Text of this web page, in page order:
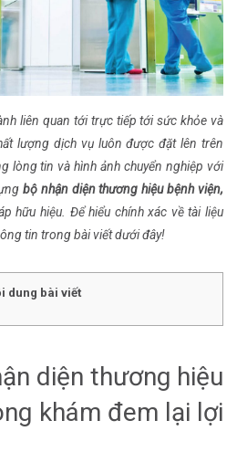
liên quan tới trực tiếp tới sức khỏe và
lượng dịch vụ luôn được đặt lên trên
lòng tin và hình ảnh chuyển nghiệp với
bộ nhận diện thương hiệu bệnh viện,
hữu hiệu. Để hiểu chính xác về tài liệu
tin trong bài viết dưới đây!
dung bài viết
diện thương hiệu
khám đem lại lợi